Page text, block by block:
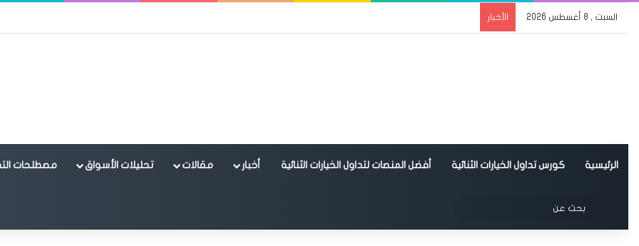
السبت , 8 أغسطس 2026 الأخبار
الرئيسية كورس تداول الخيارات الثنائية أفضل المنصات لتداول الخيارات الثنائية أخبار مقالات تحليلات الأسواق مصطلحات
الوضع المظلم
عن